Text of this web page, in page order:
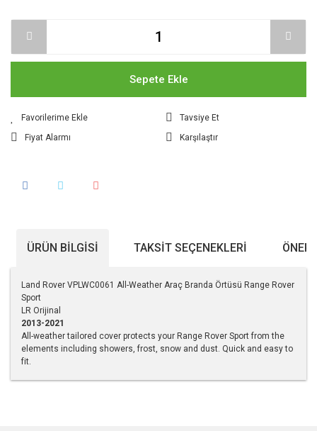
Sepete Ekle
Tavsiye Et
Fiyat Alarmı
Karşılaştır
ÜRÜN BILGISI TAKSIT SEÇENEKLERI
Land Rover VPLWC0061 All-Weather Araç Branda Örtüsü Range Rover
Sport
LR Orijinal
2013-2021
All-weather tailored cover protects your Range Rover Sport from the
elements including showers, frost, snow and dust. Quick and easy to
fit.